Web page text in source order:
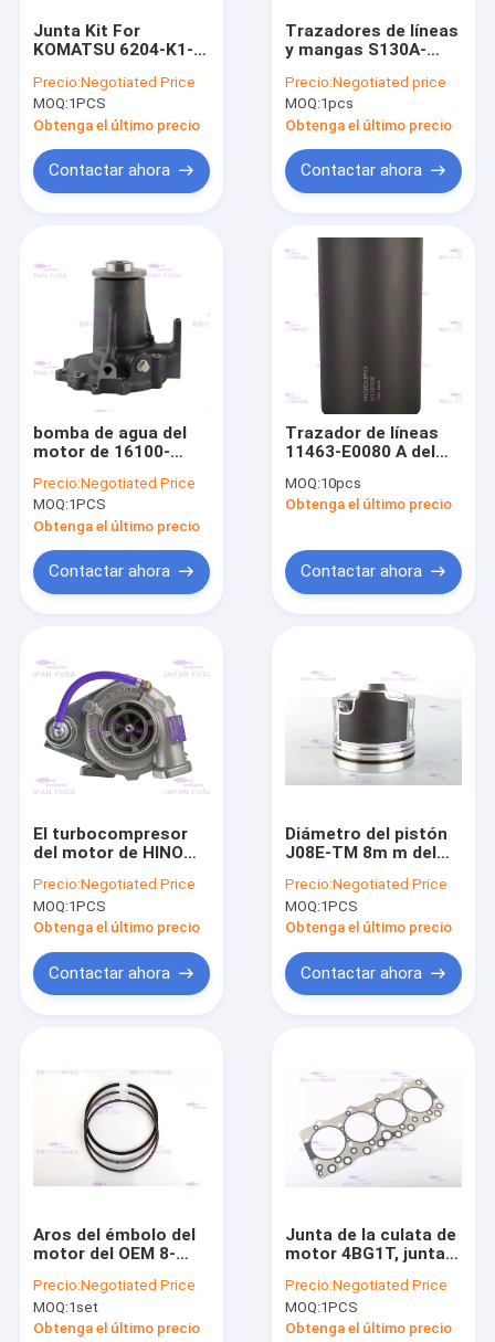
Inicio
Productos
Visita a la fábrica
Control de Calidad
VR
Trazador de líneas del cilindro del motor
Pistón del motor diesel
Junta Kit For
KOMATSU 6204-K1-
del motor del OEM
S4D95
Precio:Negotiated Price
MOQ:1PCS
Obtenga el último precio
Contactar ahora
Trazadores de líneas
y mangas S130A-
E0391 del cilindro del
motor J08E de HINO
Precio:Negotiated price
MOQ:1pcs
Obtenga el último precio
Contactar ahora
bomba de agua del
motor de 16100-
para HINO J08E-TM
Precio:Negotiated Price
MOQ:1PCS
Obtenga el último precio
Contactar ahora
Trazador de líneas
11463-E0080 A del
para el diámetro
112m m del motor
camiones de HINO
MOQ:10pcs
Obtenga el último precio
Contactar ahora
El turbocompresor
del motor de HINO
S1760-E0200 parte
24100-4640 787846-
5001
Precio:Negotiated Price
MOQ:1PCS
Obtenga el último precio
Contactar ahora
Diámetro del pistón
J08E-TM 8m m del
OEM S130A-E0101/97
de 112 milímetros
Precio:Negotiated Price
MOQ:1PCS
Obtenga el último precio
Contactar ahora
Aros del émbolo del
motor del OEM 8-
diámetro 115m m de
ISUZU 4HK1T
Precio:Negotiated Price
MOQ:1set
Obtenga el último precio
Junta de la culata de
motor 4BG1T, junta
cubierta de culata
Precio:Negotiated Price
MOQ:1PCS
Obtenga el último precio